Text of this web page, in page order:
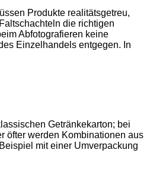
Produkte realitätsgetreu,
die richtigen
Abfotografieren keine
Einzelhandels entgegen. In
Getränkekarton; bei
öfter werden Kombinationen aus
mit einer Umverpackung